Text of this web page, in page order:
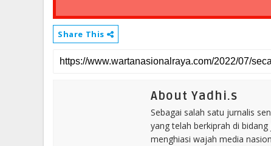
Share This
About Yadhi.s
Sebagai salah satu jurnalis
yang telah berkiprah di
menghiasi wajah media